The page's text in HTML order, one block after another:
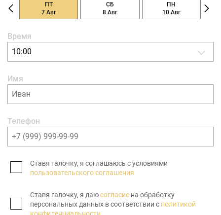
ПТ
7 Авг
СБ
8 Авг
ПН
10 Авг
Время
10:00
Имя
Телефон
Ставя галочку, я соглашаюсь с условиями
пользовательского соглашения
Ставя галочку, я даюсогласие на обработку
персональных данных в соответствии с политикой